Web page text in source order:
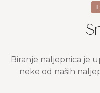
I
Biranje naljepnica je
neke od naših